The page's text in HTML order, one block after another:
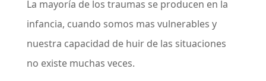
La mayoría de los traumas se producen en la
infancia, cuando somos mas vulnerables y
nuestra capacidad de huir de las situaciones
no existe muchas veces.